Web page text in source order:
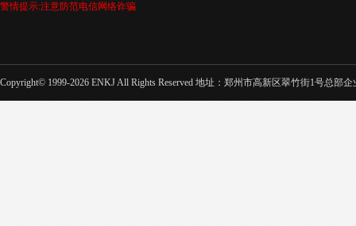
警情提示:注意防范电信网络诈骗
Copyright© 1999-2026 ENKJ All Rights Reserved 地址：郑州市高新区翠竹街1号